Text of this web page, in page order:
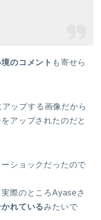
のコメント も寄せら
ップする画像だから
アップされたのだと
ショックだったので
際のところAyaseさ
れているみたいで